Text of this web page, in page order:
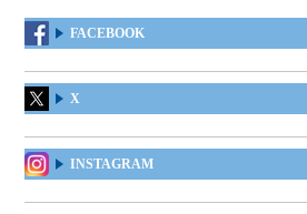
FACEBOOK
X
INSTAGRAM